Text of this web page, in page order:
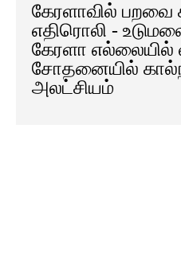
கேரளாவில் பறவை
எதிரொலி -
கேரளா
சோதனையில்
அலட்சியம்